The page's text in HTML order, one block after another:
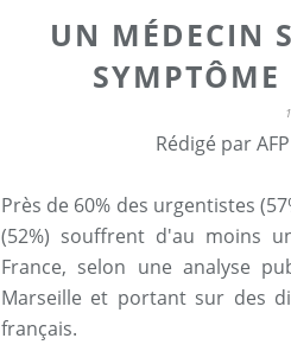
UN MÉDECIN
Rédigé par
Près de 60% des urgentistes
(52%) souffrent d'au moins
France, selon une analyse
Marseille et portant sur des
français.